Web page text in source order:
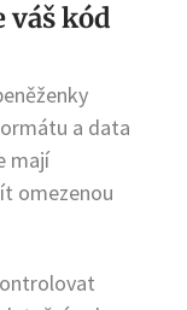
váš kód
a data
mají
omezenou